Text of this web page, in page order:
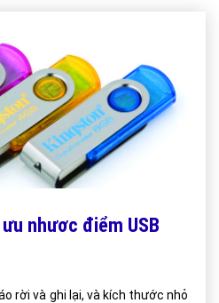
nhươc điểm USB
rời và ghi lại, và kích thước nhỏ